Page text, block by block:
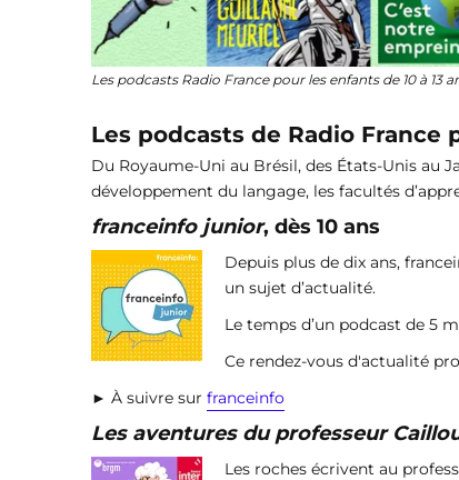
Les podcasts Radio France pour les enfants de 10 à 13
Les podcasts de Radio France
Du Royaume-Uni au Brésil, des États-Unis au
développement du langage, les facultés
franceinfo junior, dès 10 ans
Depuis plus de dix ans,
un sujet d’actualité.
Le temps d’un podcast de 5
Ce rendez-vous d'actualité
► À suivre sur franceinfo
Les aventures du professeur
Les roches écrivent au